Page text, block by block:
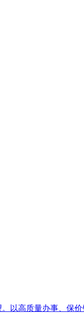
以高质量办事、保